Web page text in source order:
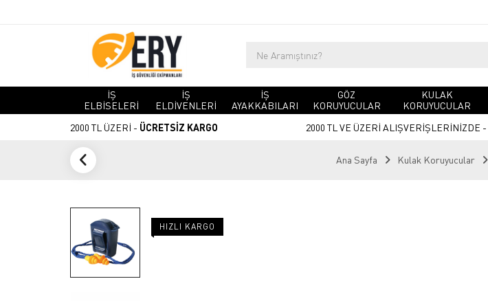
İŞ
ELBİSELERİ
İŞ
ELDİVENLERİ
İŞ
AYAKKABILARI
GÖZ
KORUYUCULAR
KULAK
KORUYUCULAR
2000 TL ÜZERİ - ÜCRETSİZ KARGO 2000 TL VE ÜZERİ ALIŞVERİŞLERİNİZDE -
Ana Sayfa Kulak Koruyucular
HIZLI KARGO